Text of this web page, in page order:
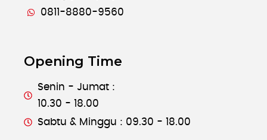
0811-8880-9560
Opening Time
Senin - Jumat :
10.30 - 18.00
Sabtu & Minggu : 09.30 - 18.00